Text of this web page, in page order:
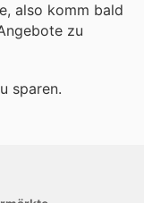
also komm bald
zu
sparen.